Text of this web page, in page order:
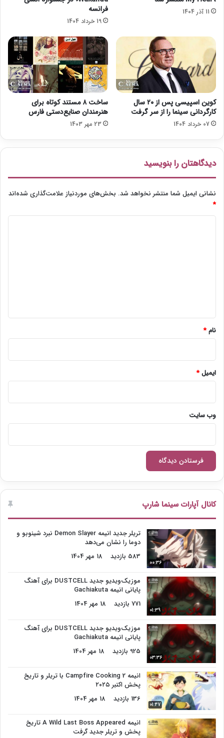
ب
ر
ر
ی
ض
و
ر
ی
11 آذر 1404
فرانسه
19 خرداد 1404
کوین اسپیسی پس از ۲۰ سال
کارگردانی سینما را از سر گرفت
07 خرداد 1404
ساخت ۸ مستند کوتاه برای
هنرمندان صنایع‌دستی فارس
23 مهر 1403
دیدگاهتان را بنویسید
نشانی ایمیل شما منتشر نخواهد شد. بخش‌های موردنیاز علامت‌گذاری شده‌اند
*
نام*
ایمیل*
وب‌ سایت
کانال آپارات سینما شارپ
00:36
تریلر جدید انیمه Demon Slayer نبرد شینوبو و
دوما را نشان می‌دهد
583 بازدید
18 مهر 1404
01:39
موزیک‌ویدیو جدید DUSTCELL برای آهنگ
پایانی انیمه Gachiakuta
771 بازدید
18 مهر 1404
03:36
موزیک‌ویدیو جدید DUSTCELL برای آهنگ
پایانی انیمه Gachiakuta
925 بازدید
18 مهر 1404
01:47
انیمه Campfire Cooking 2 با تریلر و تاریخ
پخش اکتبر ۲۰۲۵
136 بازدید
18 مهر 1404
انیمه A Wild Last Boss Appeared تاریخ
پخش و تریلر جدید گرفت